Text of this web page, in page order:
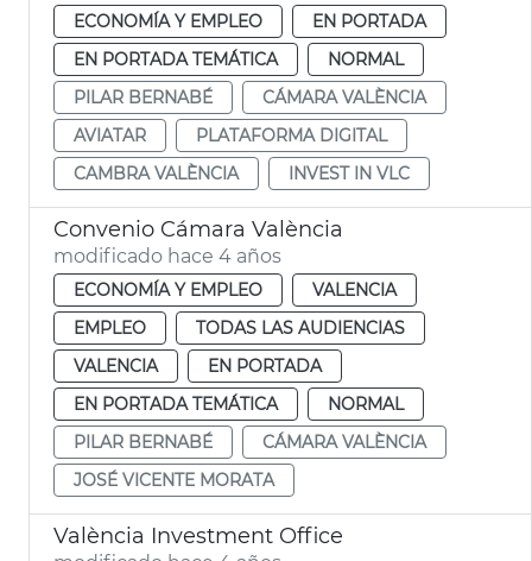
ECONOMÍA Y EMPLEO
EN PORTADA
EN PORTADA TEMÁTICA
NORMAL
PILAR BERNABÉ
CÁMARA VALÈNCIA
AVIATAR
PLATAFORMA DIGITAL
CAMBRA VALÈNCIA
INVEST IN VLC
Convenio Cámara València
modificado hace 4 años
ECONOMÍA Y EMPLEO
VALENCIA
EMPLEO
TODAS LAS AUDIENCIAS
VALENCIA
EN PORTADA
EN PORTADA TEMÁTICA
NORMAL
PILAR BERNABÉ
CÁMARA VALÈNCIA
JOSÉ VICENTE MORATA
València Investment Office